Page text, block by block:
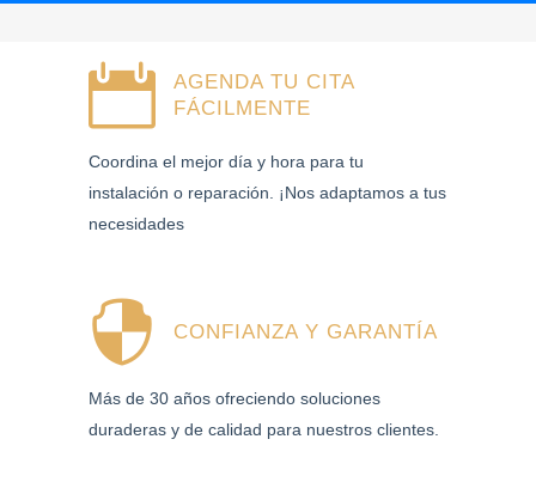
AGENDA TU CITA
FÁCILMENTE
Coordina el mejor día y hora para tu
instalación o reparación. ¡Nos adaptamos a tus
necesidades
CONFIANZA Y GARANTÍA
Más de 30 años ofreciendo soluciones
duraderas y de calidad para nuestros clientes.